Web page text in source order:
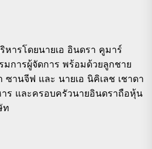
หารโดยนายเอ อินดรา คูมาร์
มการผู้จัดการ พร้อมด้วยลูกชาย
ซานจีฟ และ นายเอ นิคิเลช เชาดา
ร และครอบครัวนายอินดราถือหุ้น
ท